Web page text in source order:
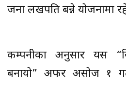
जना लखपति बन्ने योजनामा
कम्पनीका अनुसार यस
बनायो” अफर असोज १